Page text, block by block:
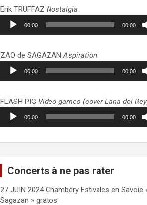
Erik TRUFFAZNostalgia
Lecteur
audio
00:00 00:00
ZAO de SAGAZANAspiration
Lecteur
audio
00:00 00:00
FLASH PIG Video games (cover Lana del
Lecteur
audio
00:00 00:00
Concerts à ne pas rater
27 JUIN 2024 Chambéry Estivales en Savoie
Sagazan » gratos